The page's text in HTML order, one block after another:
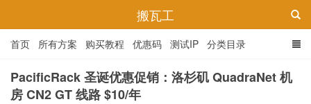
搬瓦工
首页 所有方案 购买教程 优惠码 测试IP 分类目录
PacificRack 圣诞优惠促销：洛杉矶 QuadraNet 机
房 CN2 GT 线路 $10/年